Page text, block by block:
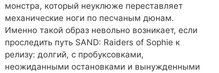
монстра, который неуклюже переставляет
механические ноги по песчаным дюнам.
Именно такой образ невольно возникает, если
проследить путь SAND: Raiders of Sophie к
релизу: долгий, с пробуксовками,
неожиданными остановками и вынужденными